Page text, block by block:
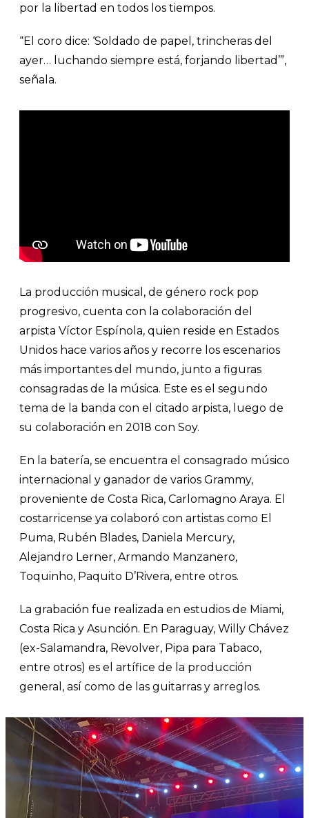
por la libertad en todos los tiempos.
“El coro dice: ‘Soldado de papel, trincheras del
ayer… luchando siempre está, forjando libertad’”,
señala.
La producción musical, de género rock pop
progresivo, cuenta con la colaboración del
arpista Víctor Espínola, quien reside en Estados
Unidos hace varios años y recorre los escenarios
más importantes del mundo, junto a figuras
consagradas de la música. Este es el segundo
tema de la banda con el citado arpista, luego de
su colaboración en 2018 con Soy.
En la batería, se encuentra el consagrado músico
internacional y ganador de varios Grammy,
proveniente de Costa Rica, Carlomagno Araya. El
costarricense ya colaboró con artistas como El
Puma, Rubén Blades, Daniela Mercury,
Alejandro Lerner, Armando Manzanero,
Toquinho, Paquito D’Rivera, entre otros.
La grabación fue realizada en estudios de Miami,
Costa Rica y Asunción. En Paraguay, Willy Chávez
(ex-Salamandra, Revolver, Pipa para Tabaco,
entre otros) es el artífice de la producción
general, así como de las guitarras y arreglos.